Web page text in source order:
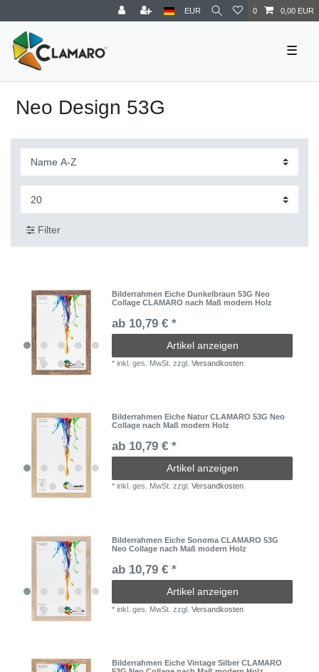
EUR 0 0,00 EUR
☰
Neo Design 53G
Filter
Bilderrahmen Eiche Dunkelbraun 53G Neo
Collage CLAMARO nach Maß modern Holz
ab 10,79 € *
Artikel anzeigen
*inkl. ges. MwSt. zzgl.Versandkosten
Bilderrahmen Eiche Natur CLAMARO 53G Neo
Collage nach Maß modern Holz
ab 10,79 € *
Artikel anzeigen
*inkl. ges. MwSt. zzgl.Versandkosten
Bilderrahmen Eiche Sonoma CLAMARO 53G
Neo Collage nach Maß modern Holz
ab 10,79 € *
Artikel anzeigen
*inkl. ges. MwSt. zzgl.Versandkosten
Bilderrahmen Eiche Vintage Silber CLAMARO